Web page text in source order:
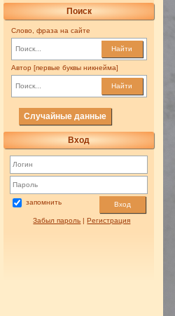
Поиск
Слово, фраза на сайте
Найти
Автор [первые буквы никнейма]
Найти
Случайные данные
Вход
запомнить Вход
Забыл пароль |Регистрация